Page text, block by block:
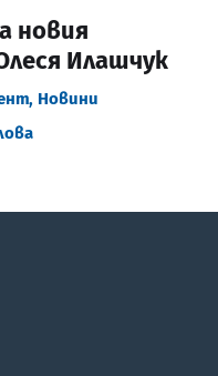
новия
Илашчук
, Новини